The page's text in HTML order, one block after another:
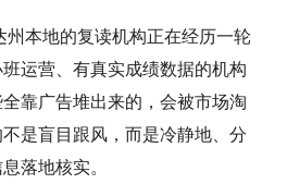
州本地的复读机构正在经历一轮
运营、有真实成绩数据的机构
靠广告堆出来的，会被市场淘
是盲目跟风，而是冷静地、分
落地核实。